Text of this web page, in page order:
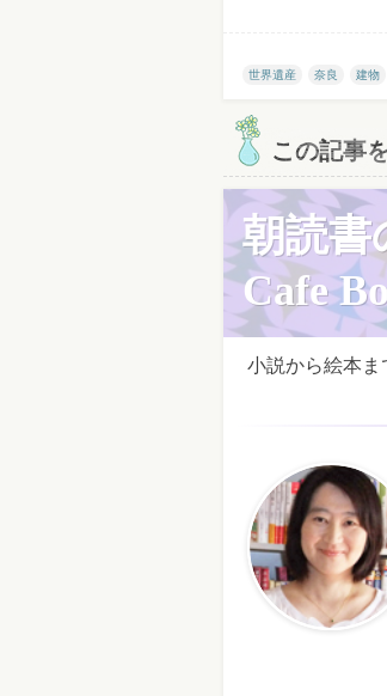
世界遺産 奈良 建物
この記事
朝読書
Cafe
小説から絵本ま